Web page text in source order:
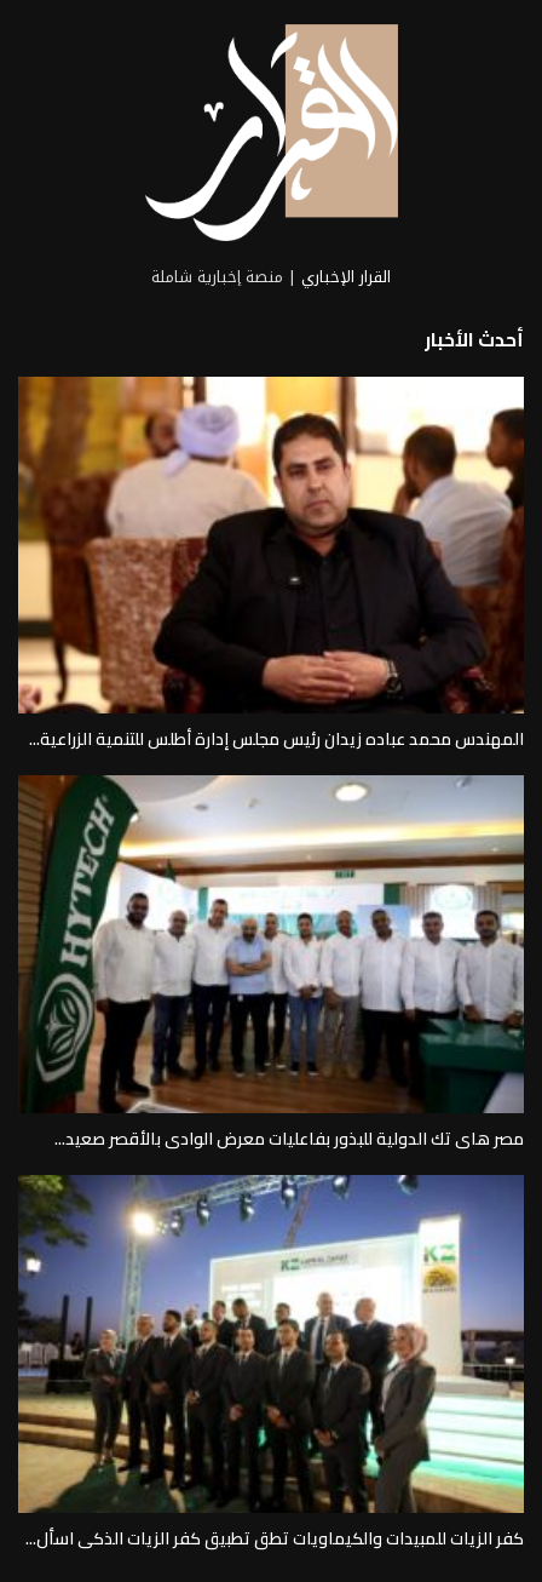
القرار الإخباري | منصة إخبارية شاملة
أحدث الأخبار
المهندس محمد عباده زيدان رئيس مجلس إدارة أطلس للتنمية الزراعية...
مصر هاى تك الدولية للبذور بفاعليات معرض الوادى بالأقصر صعيد...
كفر الزيات للمبيدات والكيماويات تطق تطبيق كفر الزيات الذكى اسأل...